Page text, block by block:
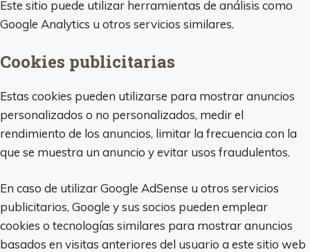
Este sitio puede utilizar herramientas de análisis como
Google Analytics u otros servicios similares.
Cookies publicitarias
Estas cookies pueden utilizarse para mostrar anuncios
personalizados o no personalizados, medir el
rendimiento de los anuncios, limitar la frecuencia con la
que se muestra un anuncio y evitar usos fraudulentos.
En caso de utilizar Google AdSense u otros servicios
publicitarios, Google y sus socios pueden emplear
cookies o tecnologías similares para mostrar anuncios
basados en visitas anteriores del usuario a este sitio web